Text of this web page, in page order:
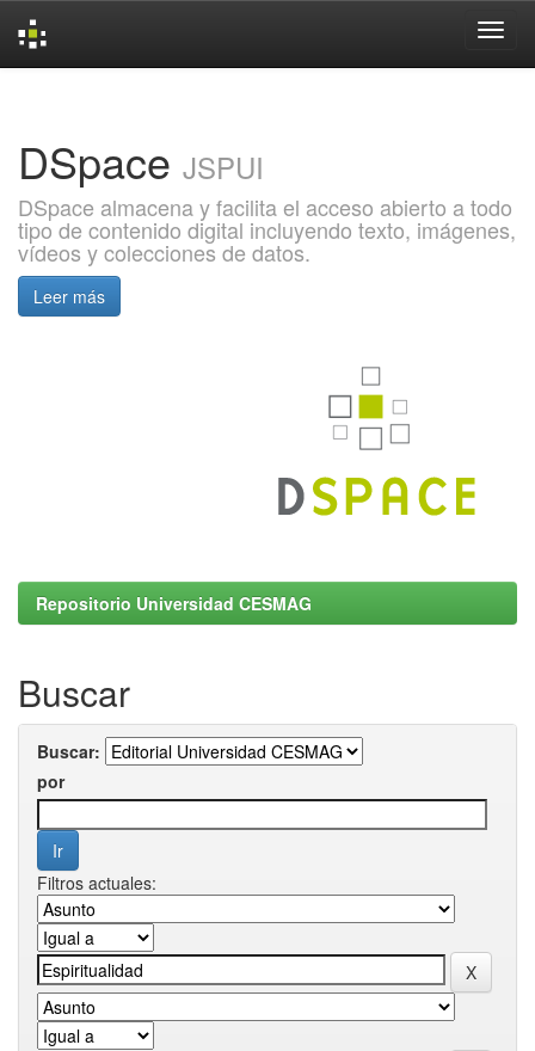
DSpace JSPUI
DSpace almacena y facilita el acceso abierto a todo
tipo de contenido digital incluyendo texto, imágenes,
vídeos y colecciones de datos.
Leer más
Repositorio Universidad CESMAG
Buscar
Buscar:
por
Filtros actuales: